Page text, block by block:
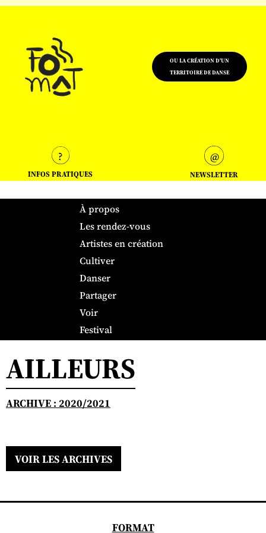
OU LA CRÉATION D'UN
TERRITOIRE DE DANSE
INFOS PRATIQUES NEWSLETTER
À propos
Les rendez-vous
Artistes en création
Cultiver
Danser
Partager
Voir
Festival
AILLEURS
ARCHIVE : 2020/2021
VOIR LES ARCHIVES
FORMAT